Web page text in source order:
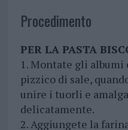
Procedimento
PER LA PASTA
1. Montate gli albumi
pizzico di sale,
unire i tuorli e
delicatamente.
2. Aggiungete la